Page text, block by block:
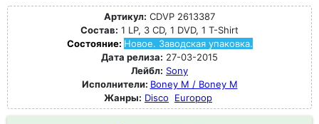
Артикул: CDVP 2613387
Состав: 1 LP, 3 CD, 1 DVD, 1 T-Shirt
Состояние: Новое. Заводская упаковка.
Дата релиза: 27-03-2015
Лейбл: Sony
Исполнители: Boney M / Boney M
Жанры: Disco Europop